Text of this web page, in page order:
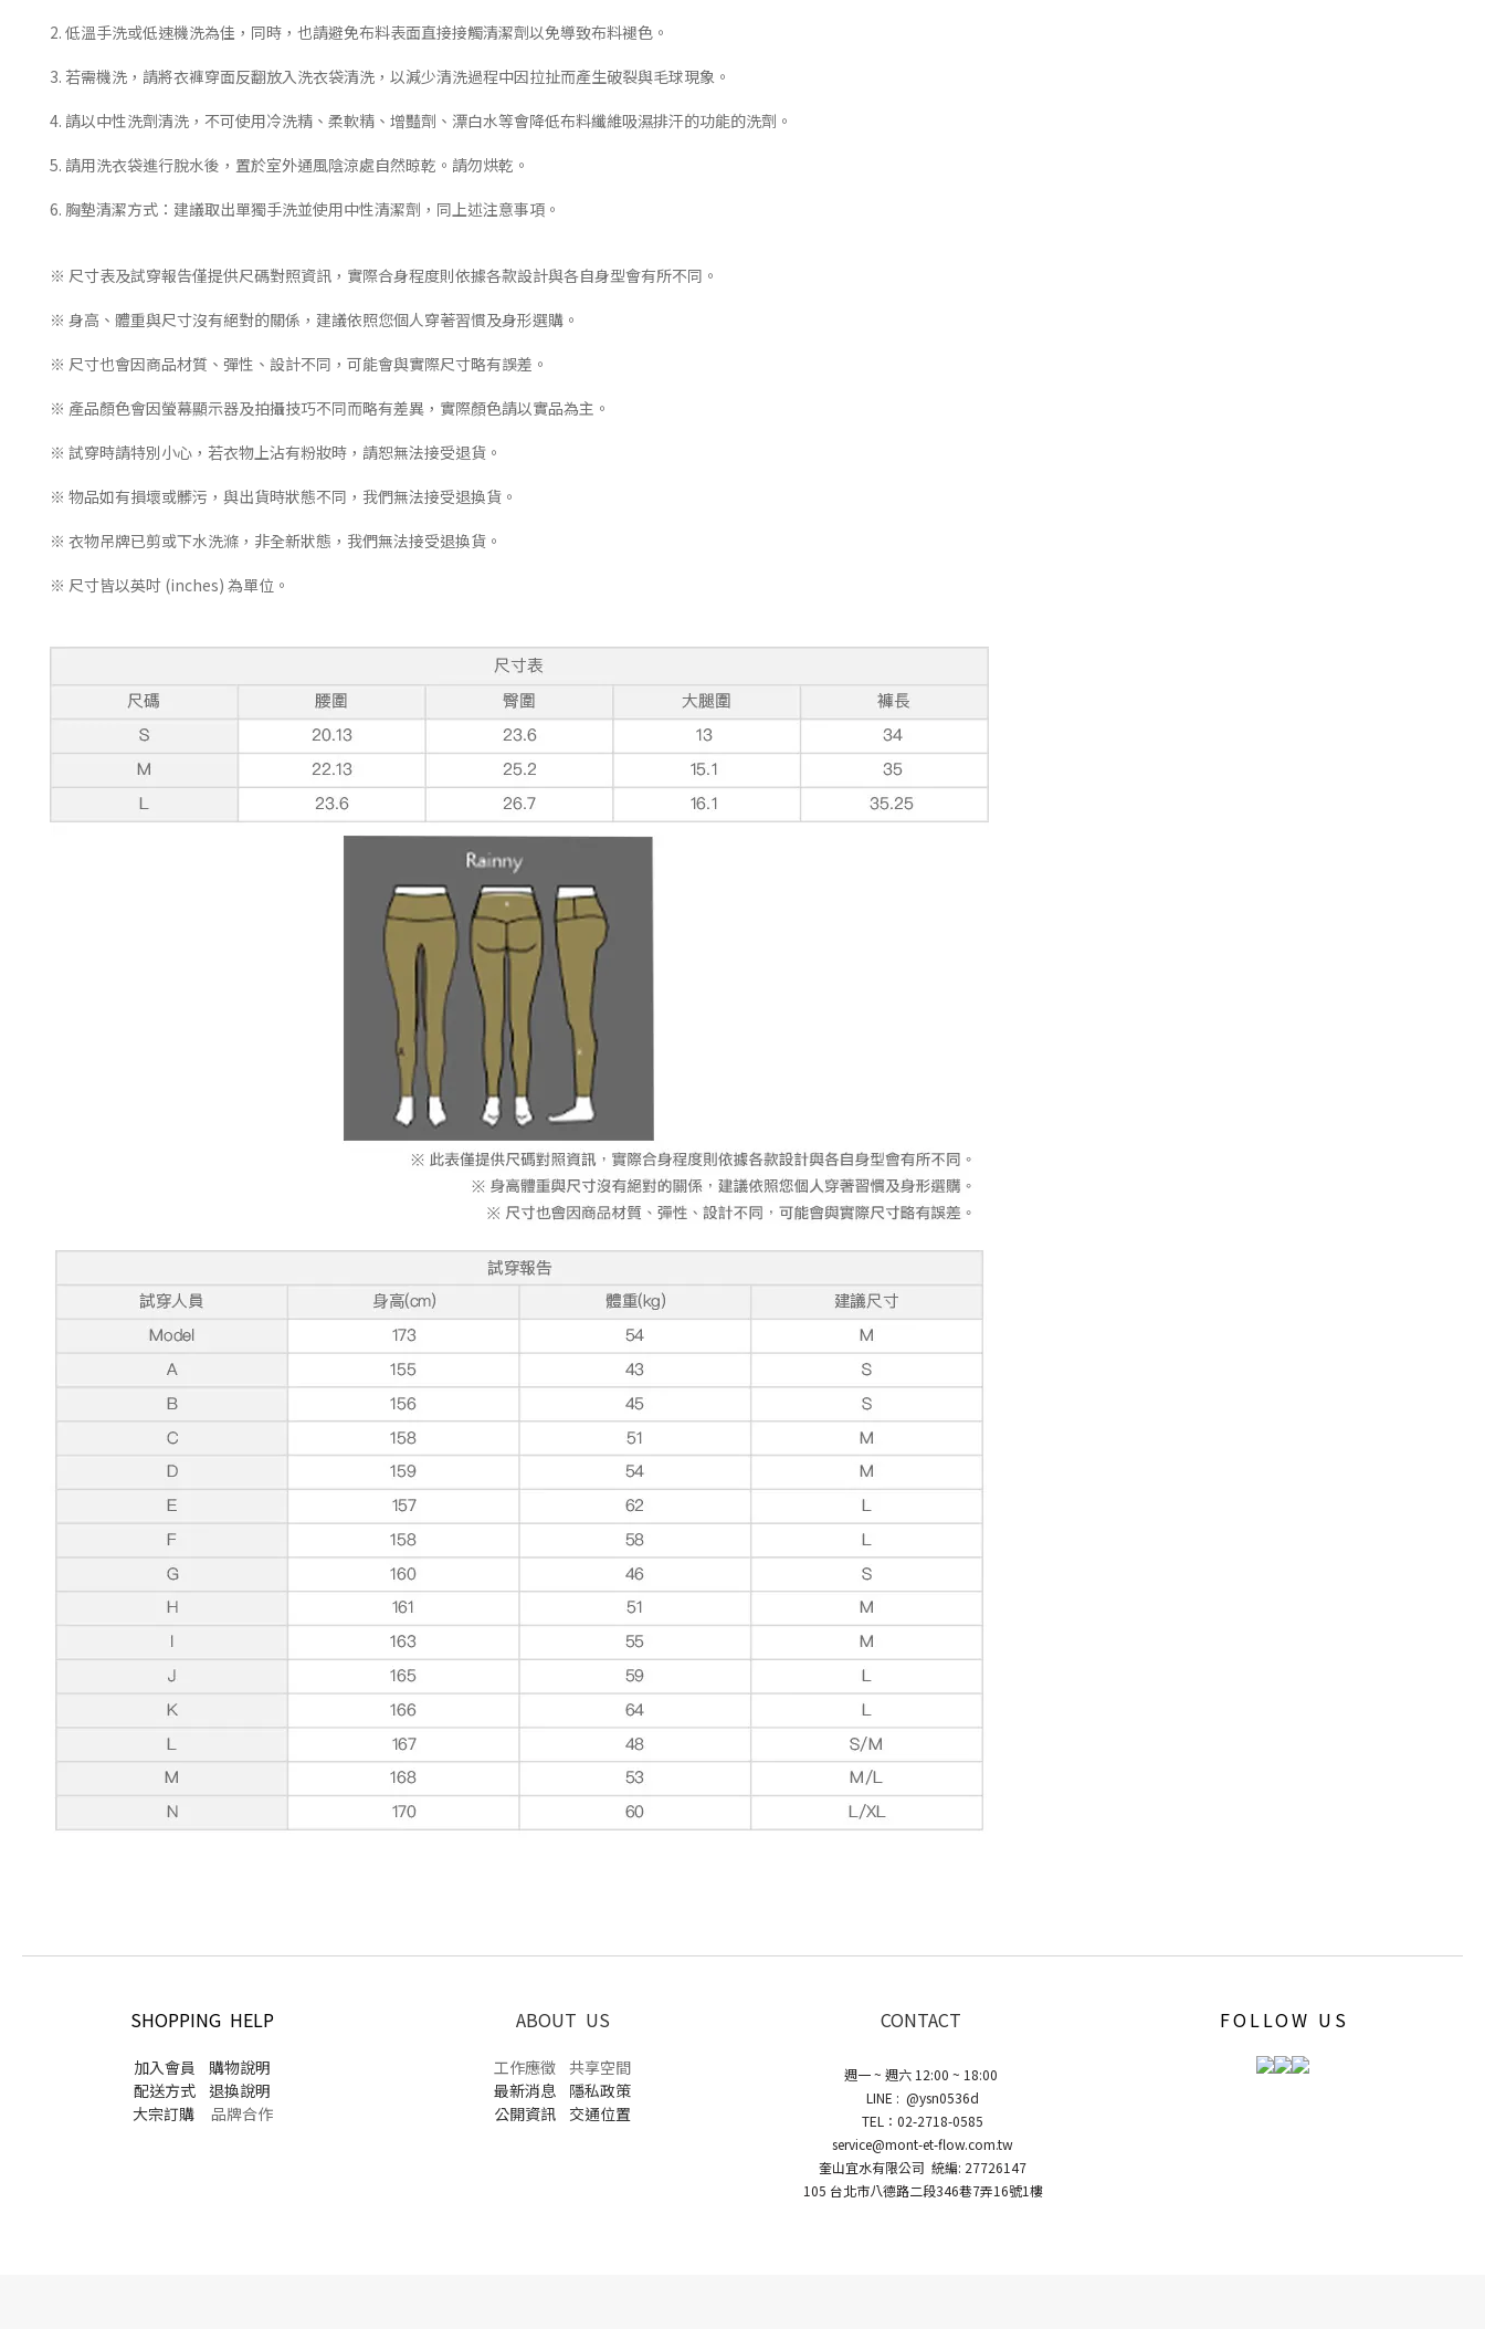
2. 低溫手洗或低速機洗為佳，同時，也請避免布料表面直接接觸清潔劑以免導致布料褪色。
3. 若需機洗，請將衣褲穿面反翻放入洗衣袋清洗，以減少清洗過程中因拉扯而產生破裂與毛球現象。
4. 請以中性洗劑清洗，不可使用冷洗精、柔軟精、增豔劑、漂白水等會降低布料纖維吸濕排汗的功能的洗劑。
5. 請用洗衣袋進行脫水後，置於室外通風陰涼處自然晾乾。請勿烘乾。
6. 胸墊清潔方式：建議取出單獨手洗並使用中性清潔劑，同上述注意事項。
※ 尺寸表及試穿報告僅提供尺碼對照資訊，實際合身程度則依據各款設計與各自身型會有所不同。
※ 身高、體重與尺寸沒有絕對的關係，建議依照您個人穿著習慣及身形選購。
※ 尺寸也會因商品材質、彈性、設計不同，可能會與實際尺寸略有誤差。
※ 產品顏色會因螢幕顯示器及拍攝技巧不同而略有差異，實際顏色請以實品為主。
※ 試穿時請特別小心，若衣物上沾有粉妝時，請恕無法接受退貨。
※ 物品如有損壞或髒污，與出貨時狀態不同，我們無法接受退換貨。
※ 衣物吊牌已剪或下水洗滌，非全新狀態，我們無法接受退換貨。
※ 尺寸皆以英吋 (inches) 為單位。
SHOPPING HELP
加入會員
購物說明
配送方式
退換說明
大宗訂購品牌合作
ABOUT US
工作應徵 共享空間
最新消息
隱私政策
公開資訊
交通位置
CONTACT
週一 ~ 週六 12:00 ~ 18:00
LINE : @ysn0536d
TEL：02-2718-0585
service@mont-et-flow.com.tw
奎山宜水有限公司 統編: 27726147
105 台北市八德路二段346巷7弄16號1樓
FOLLOW US